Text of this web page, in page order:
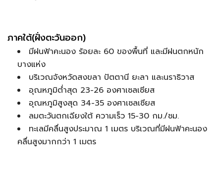
ภาคใต้(ฝั่งตะวันออก)
มีฝนฟ้าคะนอง ร้อยละ 60 ของพื้นที่ และมีฝนตกหนัก
บางแห่ง
บริเวณจังหวัดสงขลา ปัตตานี ยะลา และนราธิวาส
อุณหภูมิต่ำสุด 23-26 องศาเซลเซียส
อุณหภูมิสูงสุด 34-35 องศาเซลเซียส
ลมตะวันตกเฉียงใต้ ความเร็ว 15-30 กม./ชม.
ทะเลมีคลื่นสูงประมาณ 1 เมตร บริเวณที่มีฝนฟ้าคะนอง
คลื่นสูงมากกว่า 1 เมตร